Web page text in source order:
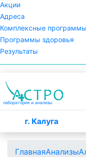
Акции
Адреса
Комплексные программы
Программы здоровья
Результаты
лаборатория и анализы
г. Калуга
ГлавнаяАнализы